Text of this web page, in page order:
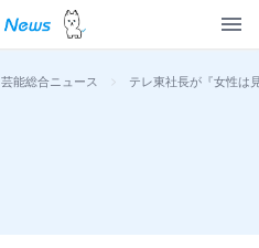
芸能総合ニュース > テレ東社長が『女性は